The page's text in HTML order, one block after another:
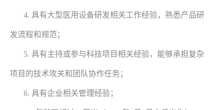
4. 具有大型医用设备研发相关工作经验，熟悉产品研
发流程和规范；
5. 具有主持或参与科技项目相关经验，能够承担复杂
项目的技术攻关和团队协作任务；
6. 具有企业相关管理经验；